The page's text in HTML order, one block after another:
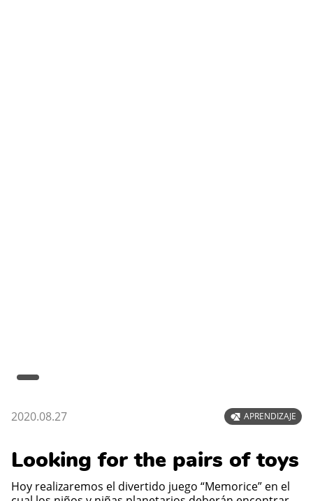
2020.08.27 APRENDIZAJE
Looking for the pairs of toys
Hoy realizaremos el divertido juego “Memorice” en el